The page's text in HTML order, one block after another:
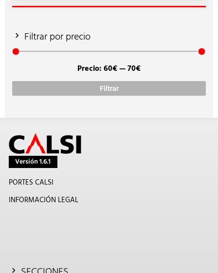
Filtrar por precio
Filtrar
Precio:60€—70€
Versión 1.6.1
PORTES CALSI
INFORMACIÓN LEGAL